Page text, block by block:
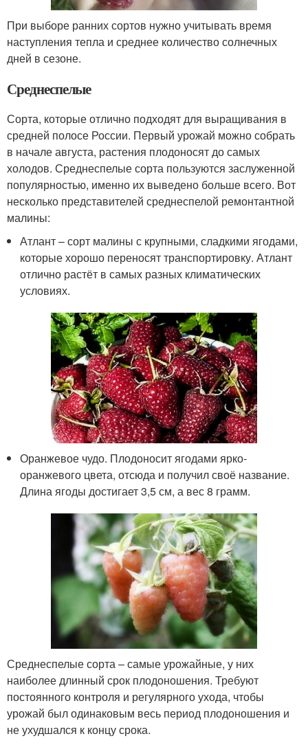
При выборе ранних сортов нужно учитывать время
наступления тепла и среднее количество солнечных
дней в сезоне.
Среднеспелые
Сорта, которые отлично подходят для выращивания в
средней полосе России. Первый урожай можно собрать
в начале августа, растения плодоносят до самых
холодов. Среднеспелые сорта пользуются заслуженной
популярностью, именно их выведено больше всего. Вот
несколько представителей среднеспелой ремонтантной
малины:
Атлант – сорт малины с крупными, сладкими ягодами,
которые хорошо переносят транспортировку. Атлант
отлично растёт в самых разных климатических
условиях.
Оранжевое чудо. Плодоносит ягодами ярко-
оранжевого цвета, отсюда и получил своё название.
Длина ягоды достигает 3,5 см, а вес 8 грамм.
Среднеспелые сорта – самые урожайные, у них
наиболее длинный срок плодоношения. Требуют
постоянного контроля и регулярного ухода, чтобы
урожай был одинаковым весь период плодоношения и
не ухудшался к концу срока.